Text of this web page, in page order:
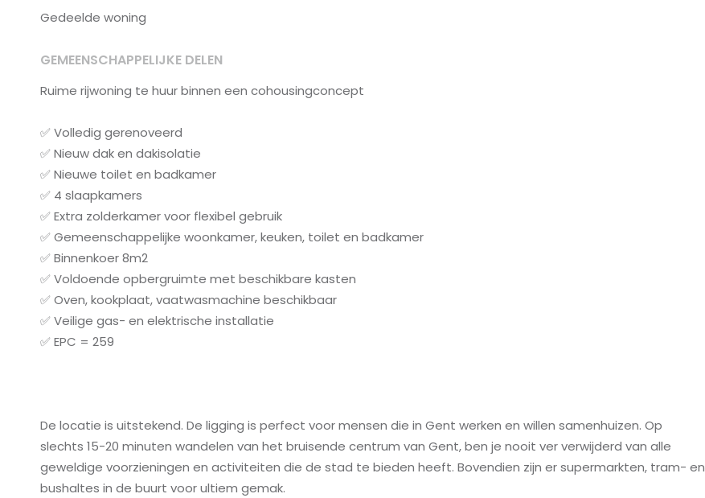
Gedeelde woning
GEMEENSCHAPPELIJKE DELEN
Ruime rijwoning te huur binnen een cohousingconcept
✅ Volledig gerenoveerd
✅ Nieuw dak en dakisolatie
✅ Nieuwe toilet en badkamer
✅ 4 slaapkamers
✅ Extra zolderkamer voor flexibel gebruik
✅ Gemeenschappelijke woonkamer, keuken, toilet en badkamer
✅ Binnenkoer 8m2
✅ Voldoende opbergruimte met beschikbare kasten
✅ Oven, kookplaat, vaatwasmachine beschikbaar
✅ Veilige gas- en elektrische installatie
✅ EPC = 259
De locatie is uitstekend. De ligging is perfect voor mensen die in Gent werken en willen samenhuizen. Op
slechts 15-20 minuten wandelen van het bruisende centrum van Gent, ben je nooit ver verwijderd van alle
geweldige voorzieningen en activiteiten die de stad te bieden heeft. Bovendien zijn er supermarkten, tram- en
bushaltes in de buurt voor ultiem gemak.